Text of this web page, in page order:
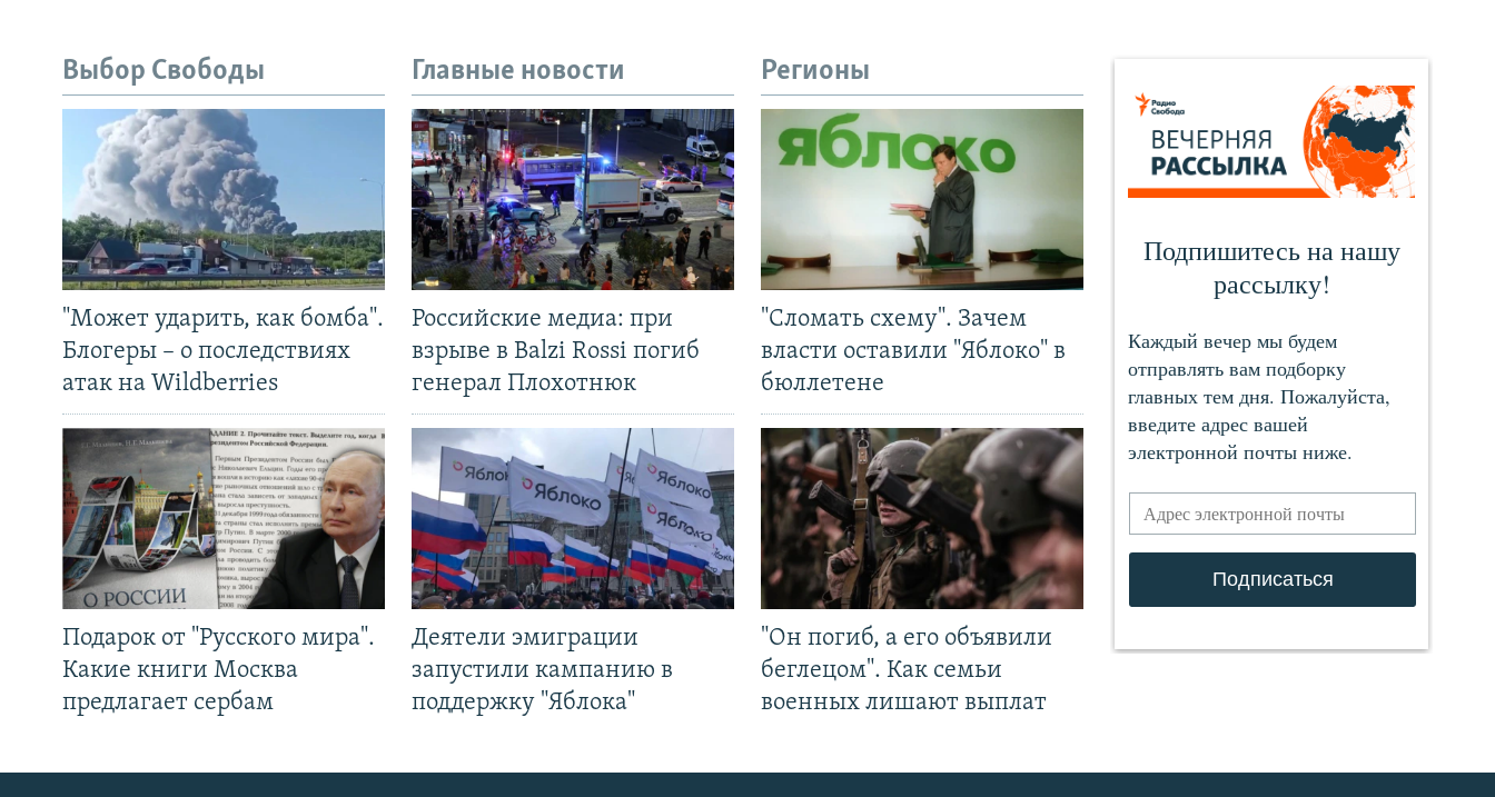
Выбор Свободы
"Может ударить, как бомба".
Блогеры – о последствиях
атак на Wildberries
Подарок от "Русского мира".
Какие книги Москва
предлагает сербам
Главные новости
Российские медиа: при
взрыве в Balzi Rossi погиб
генерал Плохотнюк
Деятели эмиграции
запустили кампанию в
поддержку "Яблока"
Регионы
"Сломать схему". Зачем
власти оставили "Яблоко" в
бюллетене
"Он погиб, а его объявили
беглецом". Как семьи
военных лишают выплат